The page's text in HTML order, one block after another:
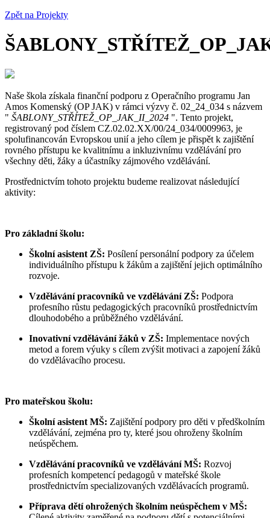
Zpět na Projekty
Naše škola získala finanční podporu z Operačního programu Jan
Amos Komenský (OP JAK) v rámci výzvy č. 02_24_034 s názvem
" ŠABLONY_STŘÍTEŽ_OP_JAK_II_2024 ". Tento projekt,
registrovaný pod číslem CZ.02.02.XX/00/24_034/0009963, je
spolufinancován Evropskou unií a jeho cílem je přispět k zajištění
rovného přístupu ke kvalitnímu a inkluzivnímu vzdělávání pro
všechny děti, žáky a účastníky zájmového vzdělávání.
Prostřednictvím tohoto projektu budeme realizovat následující
aktivity:
Pro základní školu:
Školní asistent ZŠ: Posílení personální podpory za účelem
individuálního přístupu k žákům a zajištění jejich optimálního
rozvoje.
Vzdělávání pracovníků ve vzdělávání ZŠ: Podpora
profesního růstu pedagogických pracovníků prostřednictvím
dlouhodobého a průběžného vzdělávání.
Inovativní vzdělávání žáků v ZŠ: Implementace nových
metod a forem výuky s cílem zvýšit motivaci a zapojení žáků
do vzdělávacího procesu.
Pro mateřskou školu:
Školní asistent MŠ: Zajištění podpory pro děti v předškolním
vzdělávání, zejména pro ty, které jsou ohroženy školním
neúspěchem.
Vzdělávání pracovníků ve vzdělávání MŠ: Rozvoj
profesních kompetencí pedagogů v mateřské škole
prostřednictvím specializovaných vzdělávacích programů.
Příprava dětí ohrožených školním neúspěchem v MŠ: